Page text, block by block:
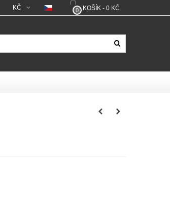
KČ 0 KOŠÍK - 0 KČ